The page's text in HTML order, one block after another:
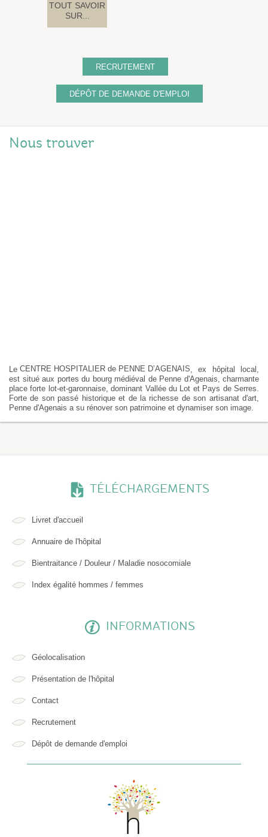
TOUT SAVOIR
SUR...
RECRUTEMENT
DÉPÔT DE DEMANDE D'EMPLOI
Nous trouver
Le CENTRE HOSPITALIER de PENNE D’AGENAIS, ex hôpital local,
est situé aux portes du bourg médiéval de Penne d'Agenais, charmante
place forte lot-et-garonnaise, dominant Vallée du Lot et Pays de Serres.
Forte de son passé historique et de la richesse de son artisanat d'art,
Penne d'Agenais a su rénover son patrimoine et dynamiser son image.
TÉLÉCHARGEMENTS
Livret d'accueil
Annuaire de l'hôpital
Bientraitance / Douleur / Maladie nosocomiale
Index égalité hommes / femmes
INFORMATIONS
Géolocalisation
Présentation de l'hôpital
Contact
Recrutement
Dépôt de demande d'emploi